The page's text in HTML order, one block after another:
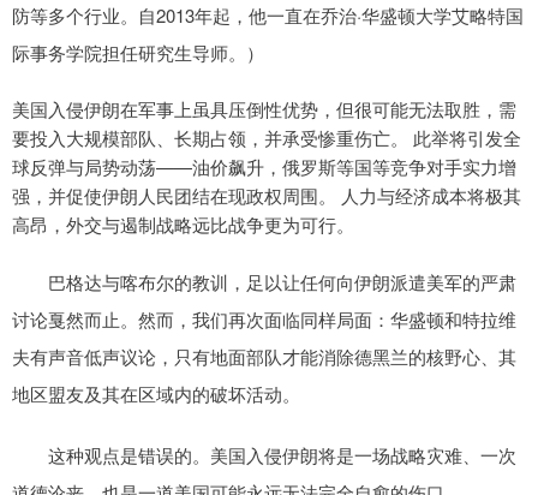
防等多个行业。自2013年起，他一直在乔治·华盛顿大学艾略特国
际事务学院担任研究生导师。）
美国入侵伊朗在军事上虽具压倒性优势，但很可能无法取胜，需
要投入大规模部队、长期占领，并承受惨重伤亡。 此举将引发全
球反弹与局势动荡——油价飙升，俄罗斯等国等竞争对手实力增
强，并促使伊朗人民团结在现政权周围。 人力与经济成本将极其
高昂，外交与遏制战略远比战争更为可行。
巴格达与喀布尔的教训，足以让任何向伊朗派遣美军的严肃
讨论戛然而止。然而，我们再次面临同样局面：华盛顿和特拉维
夫有声音低声议论，只有地面部队才能消除德黑兰的核野心、其
地区盟友及其在区域内的破坏活动。
这种观点是错误的。美国入侵伊朗将是一场战略灾难、一次